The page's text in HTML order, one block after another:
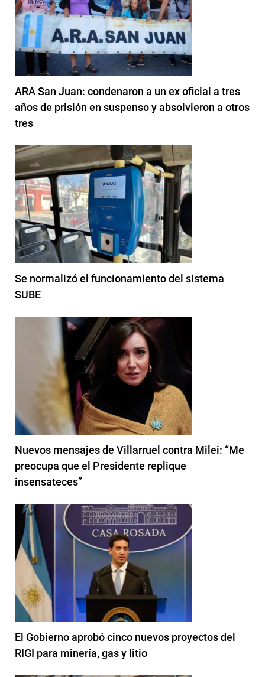
ARA San Juan: condenaron a un ex oficial a tres
años de prisión en suspenso y absolvieron a otros
tres
Se normalizó el funcionamiento del sistema
SUBE
Nuevos mensajes de Villarruel contra Milei: “Me
preocupa que el Presidente replique
insensateces”
El Gobierno aprobó cinco nuevos proyectos del
RIGI para minería, gas y litio